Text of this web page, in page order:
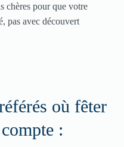
chères pour que votre
pas avec découvert
où fêter
: